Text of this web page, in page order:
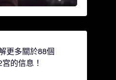
更多關於88個
的信息！